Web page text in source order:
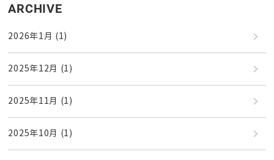
ARCHIVE
2026年1月 (1)
2025年12月 (1)
2025年11月 (1)
2025年10月 (1)